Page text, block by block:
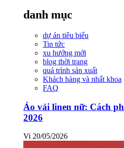
danh mục
dự án tiêu biểu
Tin tức
xu hướng mới
blog thời trang
quá trình sản xuất
Khách hàng và nhất khoa
FAQ
Áo vải linen nữ: Cách
2026
Vi 20/05/2026